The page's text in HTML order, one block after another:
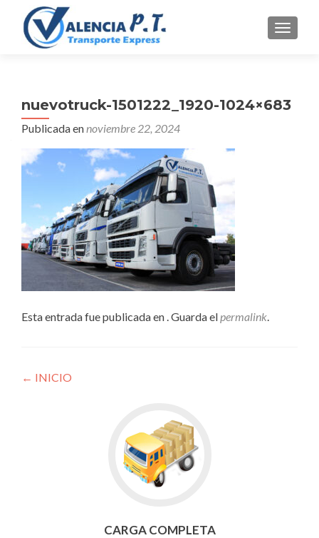
nuevotruck-1501222_1920-1024×683
Publicada ennoviembre 22, 2024
Esta entrada fue publicada en . Guarda elpermalink.
Navegación
← INICIO
Go
to
CARGA
COMPLETA
CARGA COMPLETA